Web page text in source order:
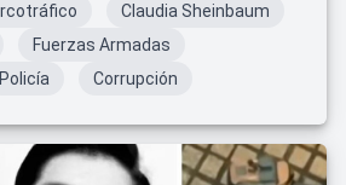
Claudia Sheinbaum
Fuerzas Armadas
Policía Corrupción